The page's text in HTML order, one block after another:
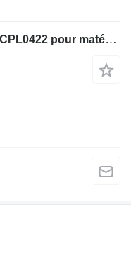
Moteur Cummins UTILISÉ QSL9 CPL0422 pour matériel de TP